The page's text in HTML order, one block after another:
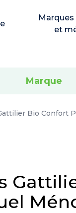
et
Marque
Bio Confort